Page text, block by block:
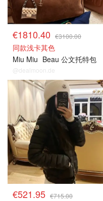
€1810.40 €3100.00
同款浅卡其色
Miu Miu Beau 公文托特包
@dealmoon.de
€521.95 €715.00